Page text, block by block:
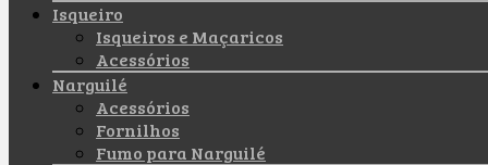
Isqueiro
Isqueiros e Maçaricos
Acessórios
Narguilé
Acessórios
Fornilhos
Fumo para Narguilé